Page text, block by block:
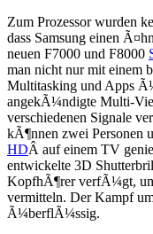
Zum Prozessor wurden
dass Samsung einen
neuen F7000 und F8000
man nicht nur mit einem
Multitasking und Apps
angekÃ¼ndigte Multi-
verschiedenen Signale
kÃ¶nnen zwei Personen
HDÂ auf einem TV
entwickelte 3D
KopfhÃ¶rer verfÃ¼gt,
vermitteln. Der Kampf
Ã¼berflÃ¼ssig.